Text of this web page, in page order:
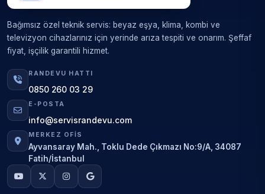
Bağımsız özel teknik servis: beyaz eşya, klima, kombi ve
televizyon cihazlarınız için yerinde arıza tespiti ve onarım. Şeffaf
fiyat, işçilik garantili hizmet.
RANDEVU HATTI
0850 260 03 29
E-POSTA
info@servisrandevu.com
MERKEZ OFIS
Ayvansaray Mah., Toklu Dede Çıkmazı No:9/A, 34087
Fatih/İstanbul